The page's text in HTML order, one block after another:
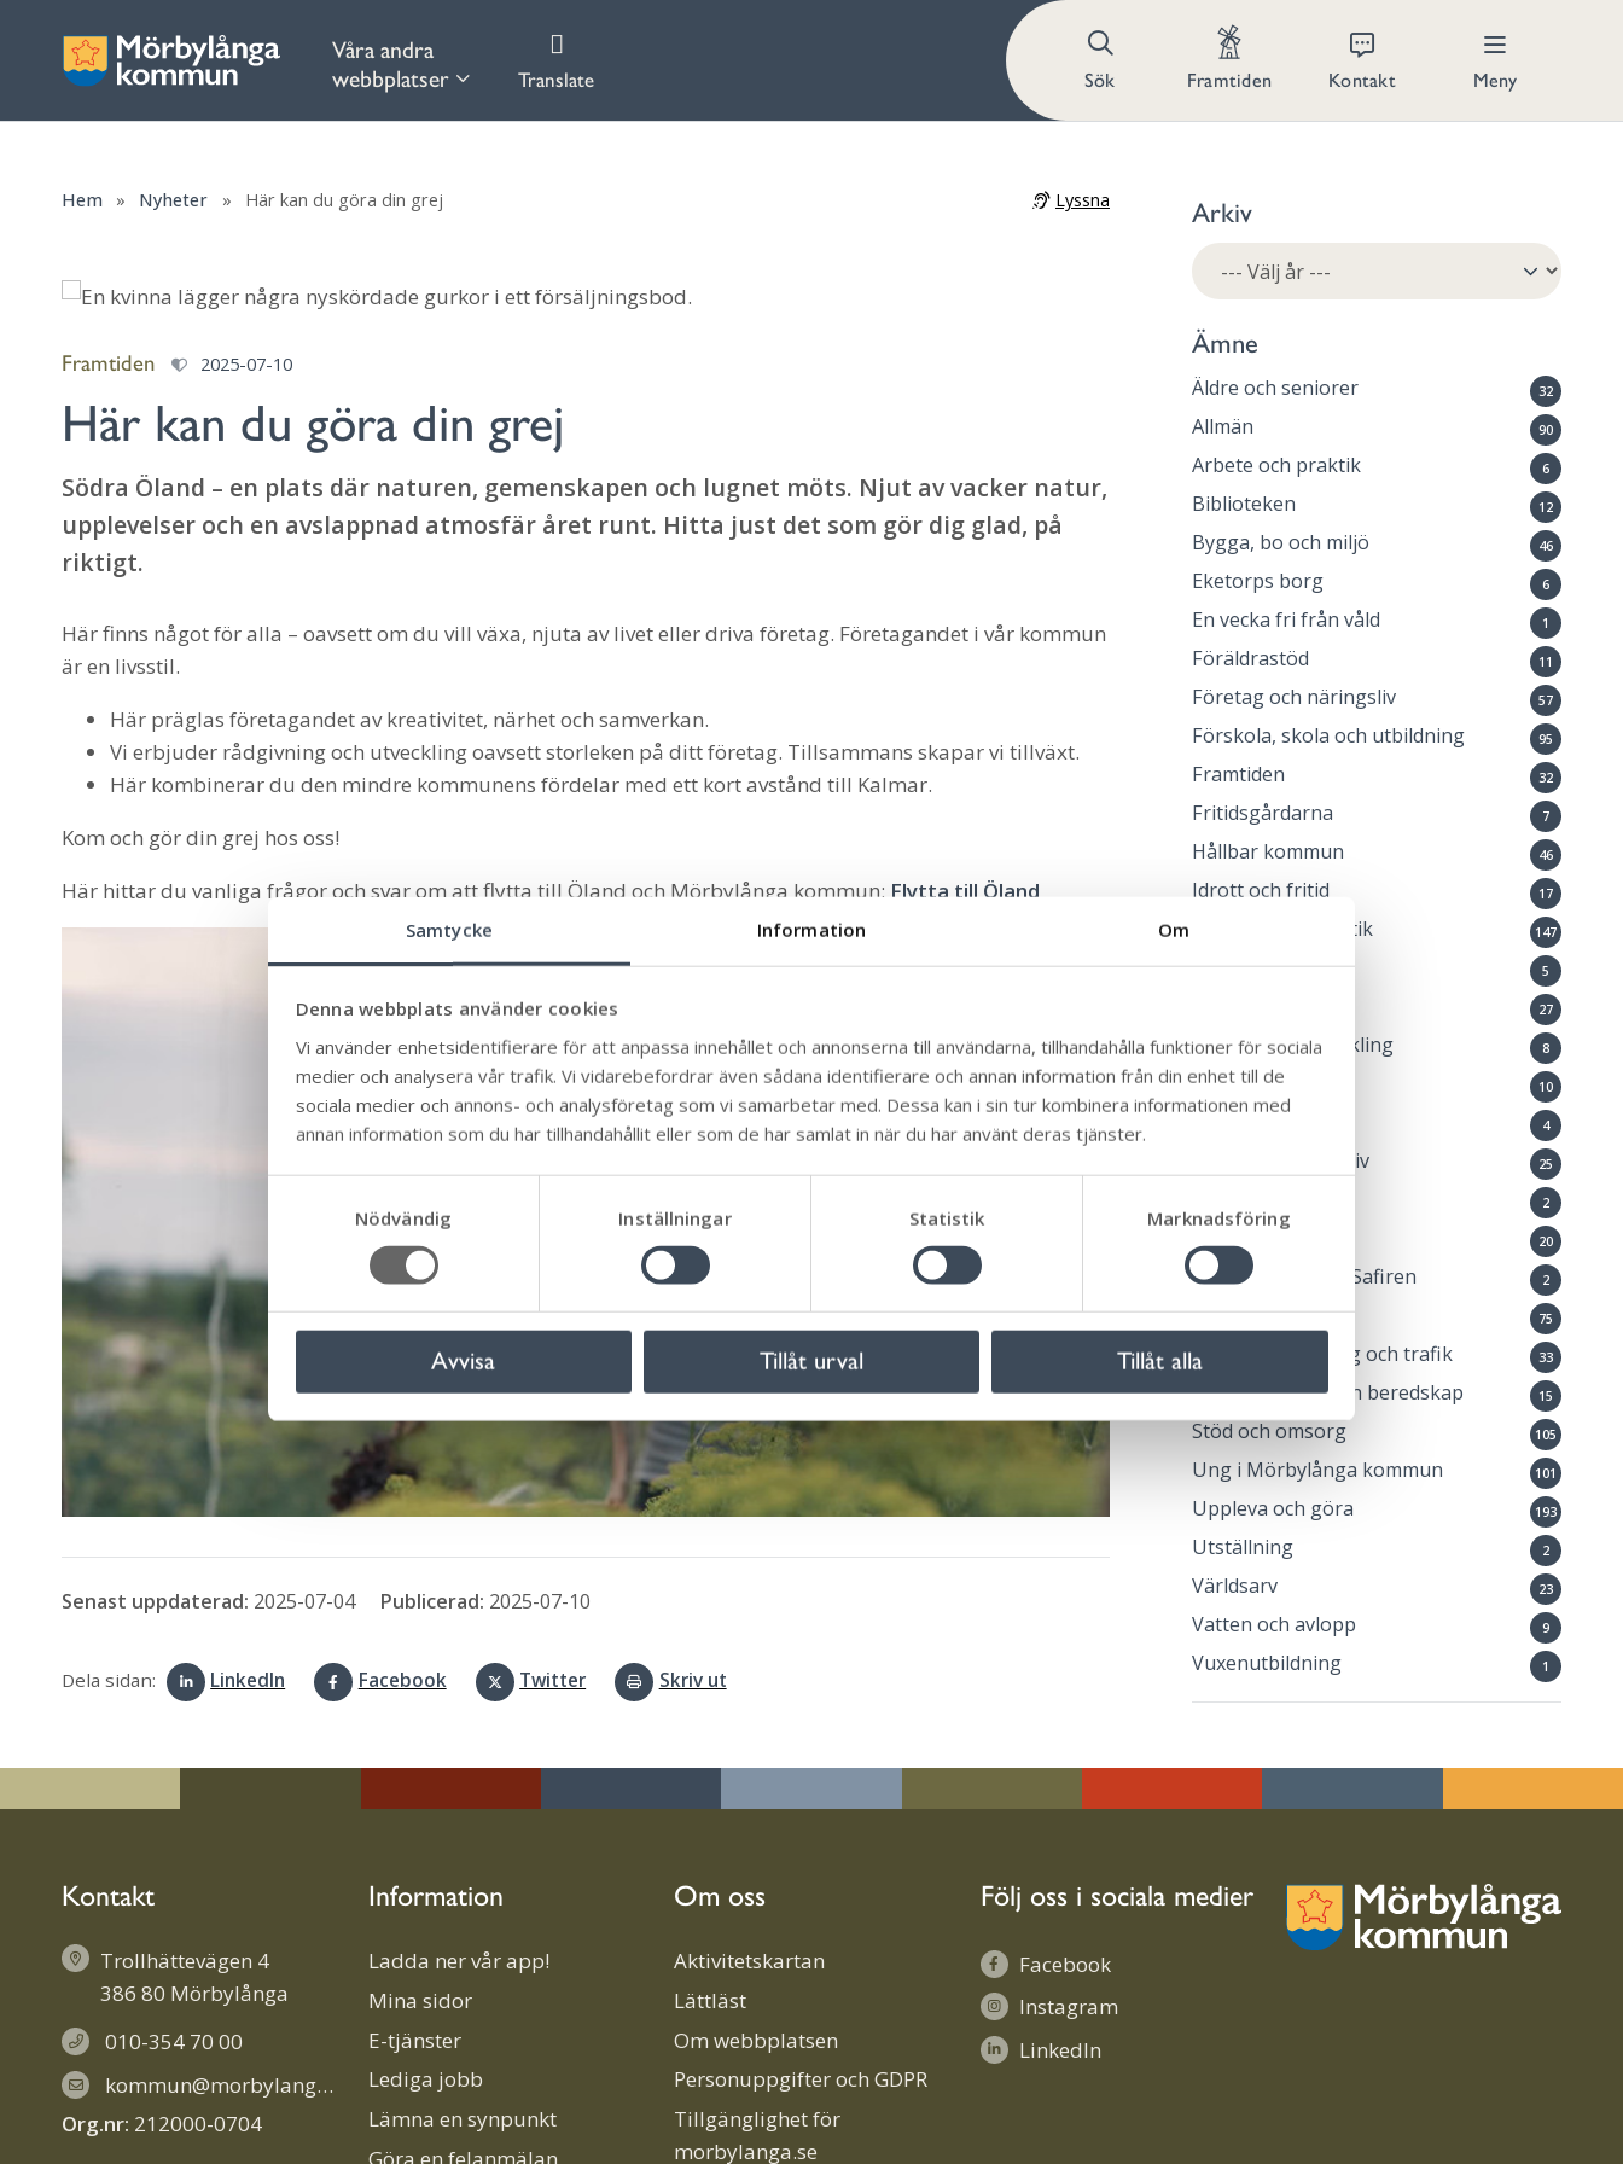
Samtycke Information Om
Denna webbplats använder cookies
Vi använder enhetsidentifierare för att anpassa innehållet och annonserna till användarna, tillhandahålla funktioner för sociala
medier och analysera vår trafik. Vi vidarebefordrar även sådana identifierare och annan information från din enhet till de
sociala medier och annons- och analysföretag som vi samarbetar med. Dessa kan i sin tur kombinera informationen med
annan information som du har tillhandahållit eller som de har samlat in när du har använt deras tjänster.
t
s
Nödvändig Inställningar Statistik Marknadsföring
Avvisa Tillåt urval Tillåt alla
Våra andra
webbplatser
Translate Sök Framtiden Kontakt Meny
Hem » Nyheter » Här kan du göra din grej Lyssna
Framtiden 2025-07-10
Här kan du göra din grej
Södra Öland – en plats där naturen, gemenskapen och lugnet möts. Njut av vacker natur,
upplevelser och en avslappnad atmosfär året runt. Hitta just det som gör dig glad, på
riktigt.
Här finns något för alla – oavsett om du vill växa, njuta av livet eller driva företag. Företagandet i vår kommun
är en livsstil.
Här präglas företagandet av kreativitet, närhet och samverkan.
Vi erbjuder rådgivning och utveckling oavsett storleken på ditt företag. Tillsammans skapar vi tillväxt.
Här kombinerar du den mindre kommunens fördelar med ett kort avstånd till Kalmar.
Kom och gör din grej hos oss!
Här hittar du vanliga frågor och svar om att flytta till Öland och Mörbylånga kommun: Flytta till Öland
Senast uppdaterad: 2025-07-04 Publicerad: 2025-07-10
Dela sidan: LinkedIn Facebook Twitter Skriv ut
Arkiv
Ämne
Äldre och seniorer 32
Allmän 90
Arbete och praktik 6
Biblioteken 12
Bygga, bo och miljö 46
Eketorps borg 6
En vecka fri från våld 1
Föräldrastöd 11
Företag och näringsliv 57
Förskola, skola och utbildning 95
Framtiden 32
Fritidsgårdarna 7
Hållbar kommun 46
Idrott och fritid 17
Kommun och politik 147
Kommunlotsen 5
27
Landsbygdsutveckling 8
Lovaktivitet 10
4
Natur och friluftsliv 25
2
Okategoriserade 20
Öppna förskolan Safiren 2
Pressmeddelande 75
Samhällsplanering och trafik 33
Samhällsskydd och beredskap 15
Stöd och omsorg 105
Ung i Mörbylånga kommun 101
Uppleva och göra 193
Utställning 2
Världsarv 23
Vatten och avlopp 9
Vuxenutbildning 1
Kontakt
Trollhättevägen 4
386 80 Mörbylånga
010-354 70 00
kommun@morbylanga.se
Org.nr: 212000-0704
Information
Ladda ner vår app!
Mina sidor
E-tjänster
Lediga jobb
Lämna en synpunkt
Om oss
Aktivitetskartan
Lättläst
Om webbplatsen
Personuppgifter och GDPR
Tillgänglighet för
morbylanga.se
Följ oss i sociala medier
Facebook
Instagram
LinkedIn